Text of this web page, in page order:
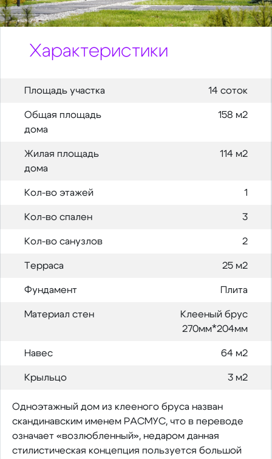
Характеристики
Площадь участка 14 соток
Общая площадь
дома
158 м2
Жилая площадь
дома
114 м2
Кол-во этажей 1
Кол-во спален 3
Кол-во санузлов 2
Терраса 25 м2
Фундамент Плита
Материал стен
Клееный брус
270мм*204мм
Навес 64 м2
Крыльцо 3 м2
Одноэтажный дом из клееного бруса назван
скандинавским именем РАСМУС, что в переводе
означает «возлюбленный», недаром данная
стилистическая концепция пользуется большой